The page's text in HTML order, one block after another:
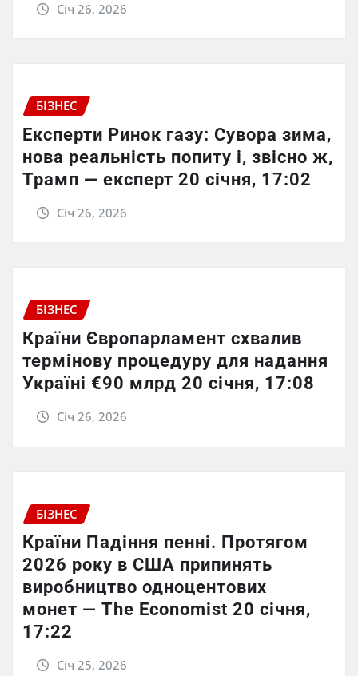
Січ 26, 2026
БІЗНЕС
Експерти Ринок газу: Сувора зима,
нова реальність попиту і, звісно ж,
Трамп — експерт 20 січня, 17:02
Січ 26, 2026
БІЗНЕС
Країни Європарламент схвалив
термінову процедуру для надання
Україні €90 млрд 20 січня, 17:08
Січ 26, 2026
БІЗНЕС
Країни Падіння пенні. Протягом
2026 року в США припинять
виробництво одноцентових
монет — The Economist 20 січня,
17:22
Січ 25, 2026